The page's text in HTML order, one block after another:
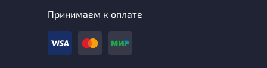
Принимаем к оплате